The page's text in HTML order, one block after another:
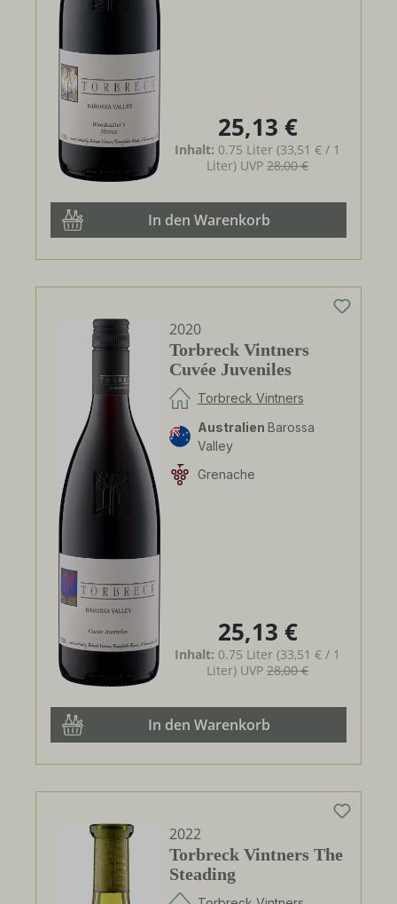
Regulärer Preis:
25,13 €
Inhalt: 0.75 Liter(33,51 € / 1
Liter) UVP28,00 €
In den Warenkorb
2020
Torbreck Vintners
Cuvée Juveniles
Torbreck Vintners
Australien Barossa
Valley
Grenache
Regulärer Preis:
25,13 €
Inhalt: 0.75 Liter(33,51 € / 1
Liter) UVP28,00 €
In den Warenkorb
2022
Torbreck Vintners The
Steading